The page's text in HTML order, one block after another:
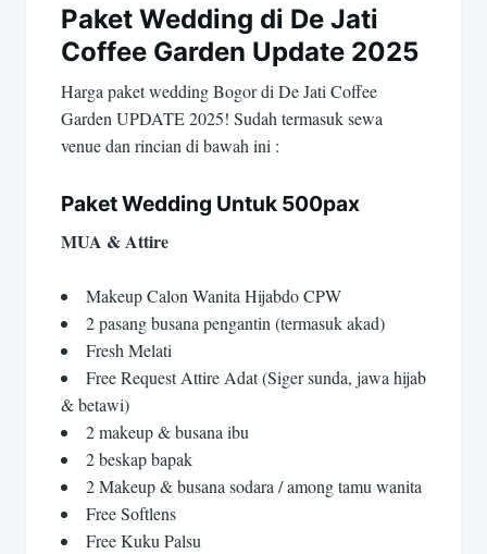
Paket Wedding di De Jati
Coffee Garden Update 2025
Harga paket wedding Bogor di De Jati Coffee
Garden UPDATE 2025! Sudah termasuk sewa
venue dan rincian di bawah ini :
Paket Wedding Untuk 500pax
MUA & Attire
Makeup Calon Wanita Hijabdo CPW
2 pasang busana pengantin (termasuk akad)
Fresh Melati
Free Request Attire Adat (Siger sunda, jawa hijab
& betawi)
2 makeup & busana ibu
2 beskap bapak
2 Makeup & busana sodara / among tamu wanita
Free Softlens
Free Kuku Palsu